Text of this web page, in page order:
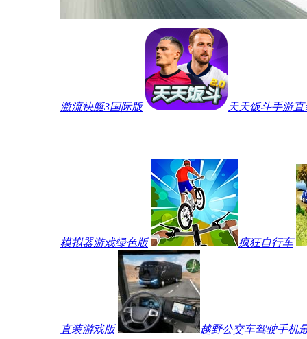
激流快艇3国际版 天天饭斗手游直
模拟器游戏绿色版 疯狂自行车
直装游戏版 越野公交车驾驶手机